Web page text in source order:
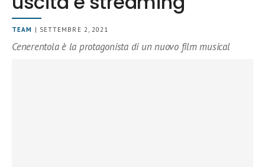
TEAM | SETTEMBRE 2, 2021
Cenerentola è la protagonista di un nuovo film musical